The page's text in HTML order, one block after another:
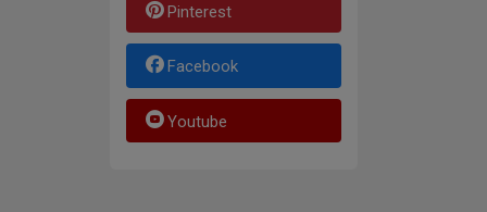
Pinterest
Facebook
Youtube